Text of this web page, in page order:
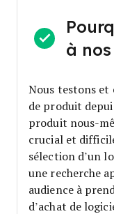
à
Nous testons et
de produit
produit nous-
crucial et
sélection d’un
une recherche
audience à
d’achat de